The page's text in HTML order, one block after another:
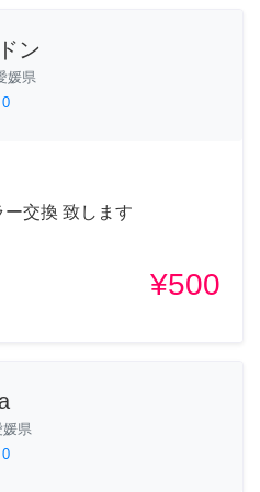
ン
媛県
0
交換 致します
¥500
媛県
0